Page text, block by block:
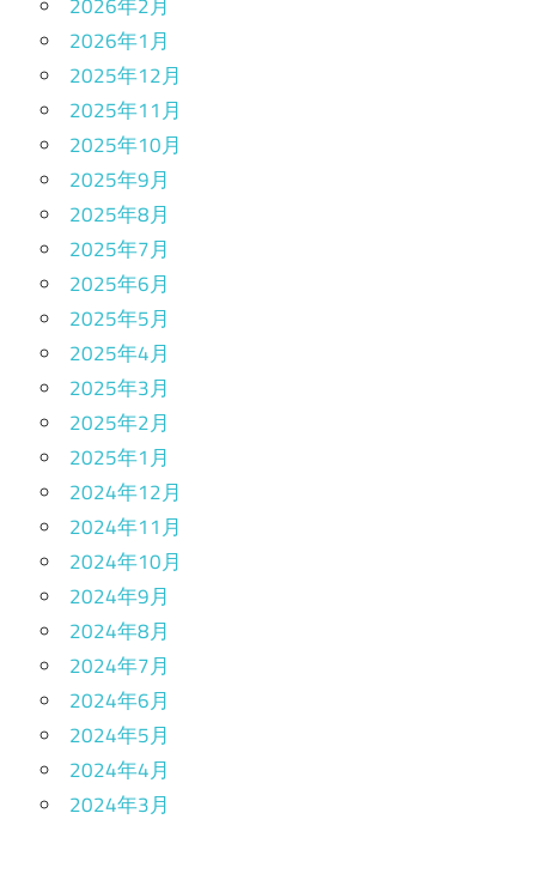
2026年1月
2025年12月
2025年11月
2025年10月
2025年9月
2025年8月
2025年7月
2025年6月
2025年5月
2025年4月
2025年3月
2025年2月
2025年1月
2024年12月
2024年11月
2024年10月
2024年9月
2024年8月
2024年7月
2024年6月
2024年5月
2024年4月
2024年3月